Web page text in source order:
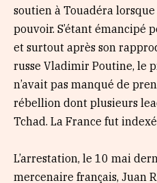
soutien à Touadéra
pouvoir. S’étant émancipé
et surtout après son
russe Vladimir Poutine, le
n’avait pas manqué de
rébellion dont plusieurs
Tchad. La France fut
L’arrestation, le 10 mai
mercenaire français, Juan